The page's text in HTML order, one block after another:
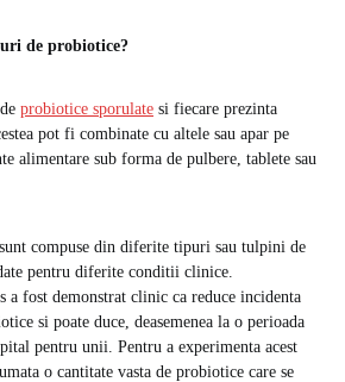
de probiotice?
probiotice sporulate si fiecare prezinta
pot fi combinate cu altele sau apar pe
alimentare sub forma de pulbere, tablete sau
compuse din diferite tipuri sau tulpini de
pentru diferite conditii clinice.
a fost demonstrat clinic ca reduce incidenta
si poate duce, deasemenea la o perioada
pentru unii. Pentru a experimenta acest
o cantitate vasta de probiotice care se